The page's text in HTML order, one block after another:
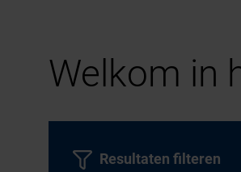
Welkom in
Resultaten filteren